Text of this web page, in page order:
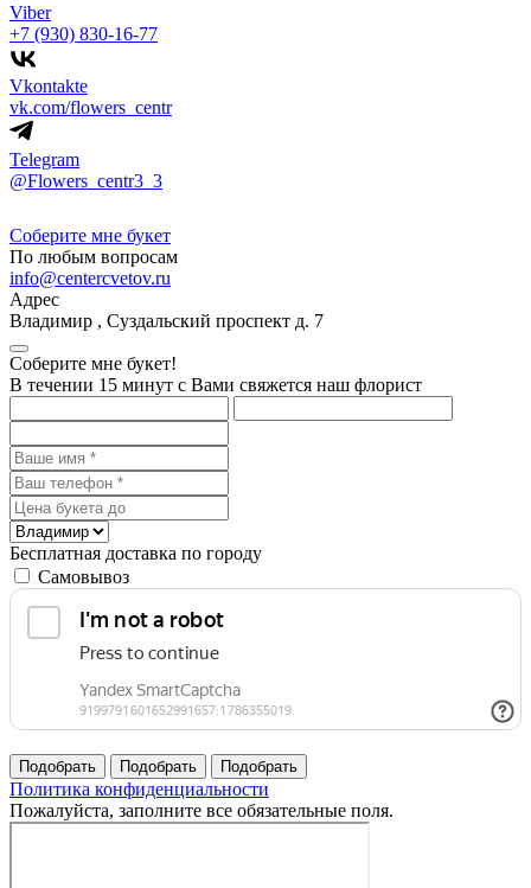
Viber
+7 (930) 830-16-77
Vkontakte
vk.com/flowers_centr
Telegram
@Flowers_centr3_3
Соберите мне букет
По любым вопросам
info@centercvetov.ru
Адрес
Владимир , Суздальский проспект д. 7
Соберите мне букет!
В течении 15 минут с Вами свяжется наш флорист
Бесплатная доставка по городу
Самовывоз
Политика конфиденциальности
Пожалуйста, заполните все обязательные поля.